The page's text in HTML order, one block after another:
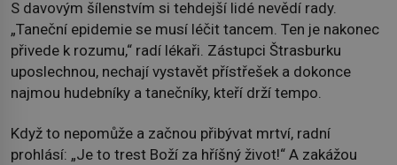
S davovým šílenstvím si tehdejší lidé nevědí rady.
„Taneční epidemie se musí léčit tancem. Ten je nakonec
přivede k rozumu,“ radí lékaři. Zástupci Štrasburku
uposlechnou, nechají vystavět přístřešek a dokonce
najmou hudebníky a tanečníky, kteří drží tempo.
Když to nepomůže a začnou přibývat mrtví, radní
prohlásí: „Je to trest Boží za hříšný život!“ A zakážou